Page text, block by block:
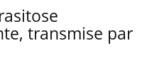
transmise par